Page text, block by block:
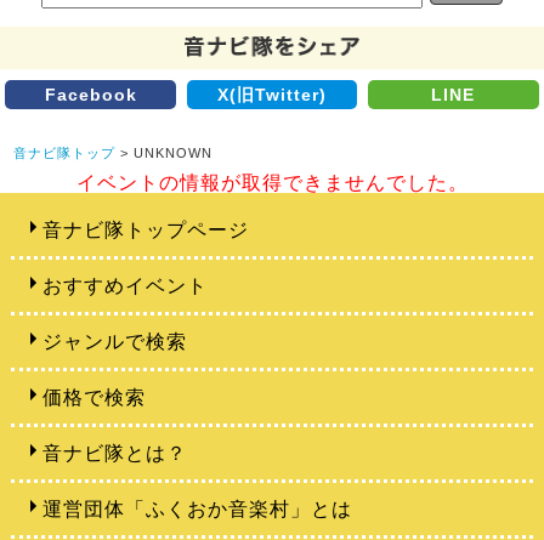
Facebook X(旧Twitter) LINE
音ナビ隊トップ > UNKNOWN
イベントの情報が取得できませんでした。
音ナビ隊トップページ
おすすめイベント
ジャンルで検索
価格で検索
音ナビ隊とは？
運営団体「ふくおか音楽村」とは